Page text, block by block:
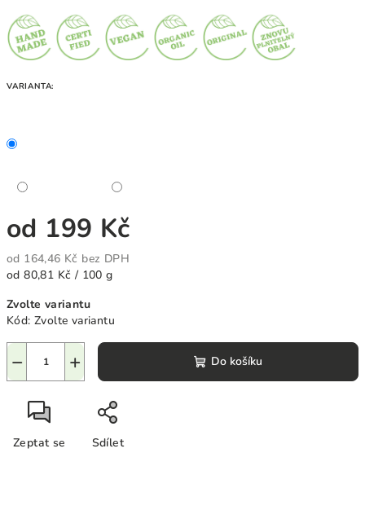
VARIANTA:
od 199 Kč
od 164,46 Kč bez DPH
Měrná
od 80,81 Kč / 100 g
Zvolte variantu
Kód: Zvolte variantu
+
− Do košíku
Zeptat se Sdílet